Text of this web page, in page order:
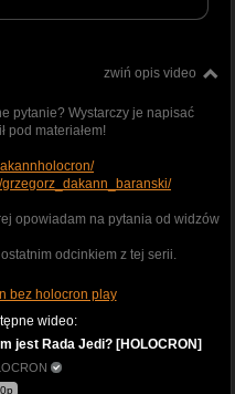
zwiń opis video
pytanie? Wystarczy je napisać
pod materiałem!
opowiadam na pytania od widzów
odcinkiem z tej serii.
bez holocron play
wideo:
jest Rada Jedi? [HOLOCRON]